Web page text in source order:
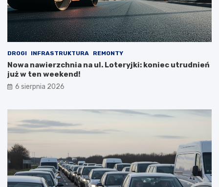
DROGI INFRASTRUKTURA REMONTY
Nowa nawierzchnia na ul. Loteryjki: koniec utrudnień
już w ten weekend!
6 sierpnia 2026